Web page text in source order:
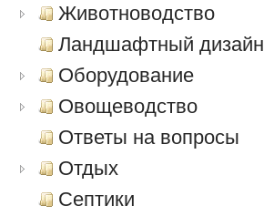
Животноводство
Ландшафтный дизайн
Оборудование
Овощеводство
Ответы на вопросы
Отдых
Септики